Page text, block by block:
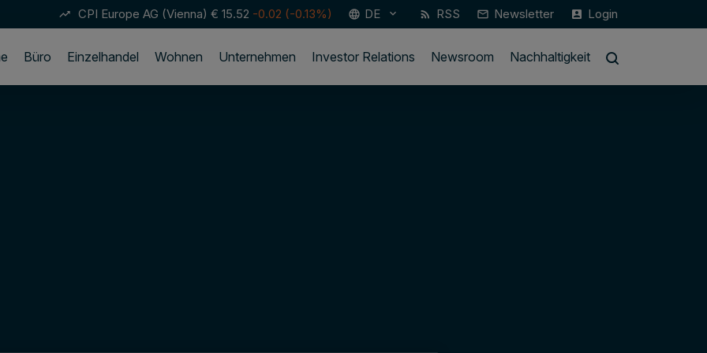
trending_up CPI Europe AG (Vienna) € 15.52 -0.02 (-0.13%) language DE keyboard_arrow_down rss_feed RSS mail_outline Newsletter account_box Login
Büro Einzelhandel Wohnen Unternehmen Investor Relations Newsroom Nachhaltigkeit